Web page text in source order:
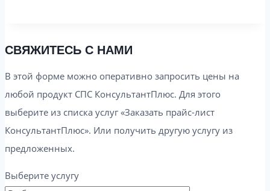
СВЯЖИТЕСЬ С НАМИ
В этой форме можно оперативно запросить цены на
любой продукт СПС КонсультантПлюс. Для этого
выберите из списка услуг «Заказать прайс-лист
КонсультантПлюс». Или получить другую услугу из
предложенных.
Выберите услугу